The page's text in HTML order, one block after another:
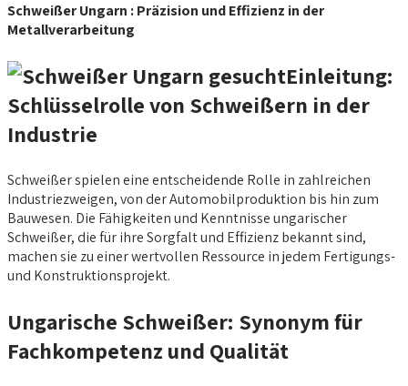
Schweißer Ungarn : Präzision und Effizienz in der
Metallverarbeitung
Einleitung:
Schlüsselrolle von Schweißern in der
Industrie
Schweißer spielen eine entscheidende Rolle in zahlreichen
Industriezweigen, von der Automobilproduktion bis hin zum
Bauwesen. Die Fähigkeiten und Kenntnisse ungarischer
Schweißer, die für ihre Sorgfalt und Effizienz bekannt sind,
machen sie zu einer wertvollen Ressource in jedem Fertigungs-
und Konstruktionsprojekt.
Ungarische Schweißer: Synonym für
Fachkompetenz und Qualität